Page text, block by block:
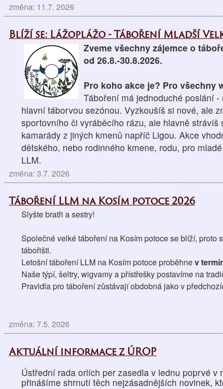
změna: 11.7. 2026
Blíží se: Lážoplážo - Táboření Mladší
Zveme všechny zájemce o
od 26.8.-30.8.2026.
Pro koho akce je? Pro všechny
Táboření má jednoduché poslání
hlavní táborvou sezónou. Vyzkoušíš si nové, ale
sportovního či vyráběcího rázu, ale hlavně strávíš
kamarády z jiných kmenů napříč Ligou. Akce
dětského, nebo rodinného kmene, rodu, pro
LLM.
změna: 3.7. 2026
Táboření LLM na Kosím potoce 2026
Slyšte bratři a sestry!
Společné velké táboření na Kosím potoce se blíží, proto
tábořišti.
Letošní táboření LLM na Kosím potoce proběhne v
Naše týpí, šeltry, wigvamy a přístřešky postavíme na
Pravidla pro táboření zůstávají obdobná jako v
změna: 7.5. 2026
Aktuální informace z ÚROP
Ústřední rada orlích per zasedla v lednu poprvé v
přinášíme shrnutí těch nejzásadnějších novinek,